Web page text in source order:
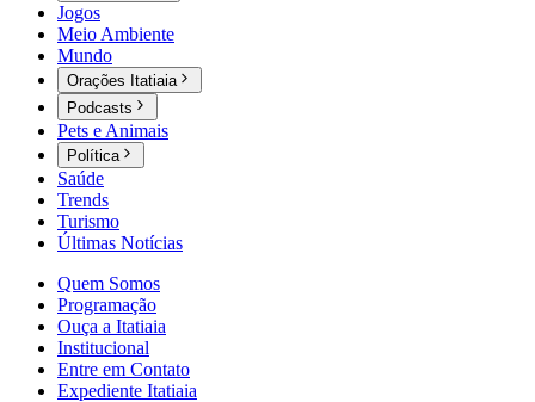
Jogos
Meio Ambiente
Mundo
Orações Itatiaia
Podcasts
Pets e Animais
Política
Saúde
Trends
Turismo
Últimas Notícias
Quem Somos
Programação
Ouça a Itatiaia
Institucional
Entre em Contato
Expediente Itatiaia